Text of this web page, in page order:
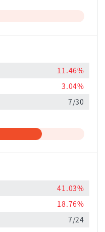
11.46%
3.04%
7/30
41.03%
18.76%
7/24